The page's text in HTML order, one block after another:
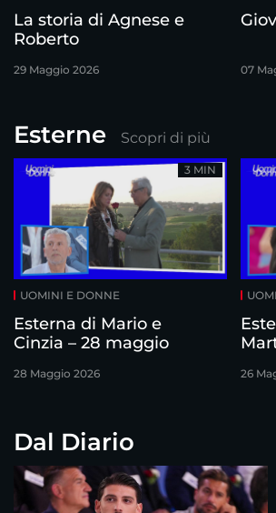
La storia di Agnese e
Roberto
29 Maggio 2026 07
Esterne Scopri di più
UOMINI E DONNE
Esterna di Mario e
Cinzia – 28 maggio
28 Maggio 2026
3 MIN
26
Dal Diario